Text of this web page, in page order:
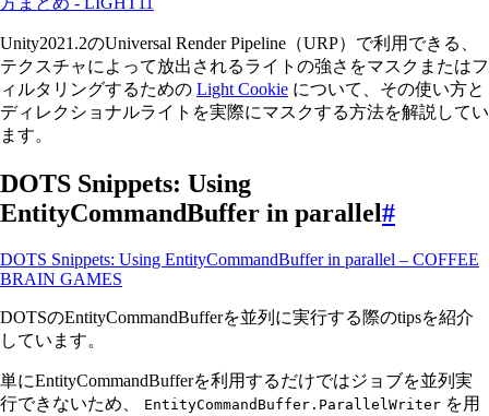
Unity2021.2のUniversal Render Pipeline（URP）で利用できる、
テクスチャによって放出されるライトの強さをマスクまたはフ
ィルタリングするための Light Cookie について、その使い方と
ディレクショナルライトを実際にマスクする方法を解説してい
ます。
DOTS Snippets: Using
EntityCommandBuffer in parallel#
DOTS Snippets: Using EntityCommandBuffer in parallel – COFFEE
BRAIN GAMES
DOTSのEntityCommandBufferを並列に実行する際のtipsを紹介
しています。
単にEntityCommandBufferを利用するだけではジョブを並列実
行できないため、
EntityCommandBuffer.ParallelWriter を用